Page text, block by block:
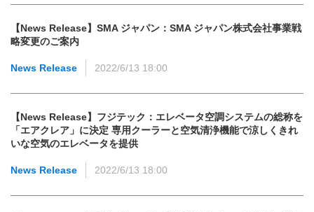
【News Release】SMA ジャパン：SMA ジャパン株式会社事業戦
略変更のご案内
News Release 2022/6/13 18:00
【News Release】フジテック：エレベータ空調システムの総称を
「エアクレア」に決定 専用クーラーと空気清浄機能で涼しくきれ
いな空気のエレベータを提供
News Release 2022/6/13 18:00